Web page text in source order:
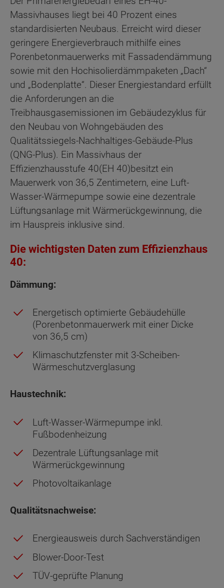
Massivhauses liegt bei 40 Prozent eines
standardisierten Neubaus. Erreicht wird dieser
geringere Energieverbrauch mithilfe eines
Porenbetonmauerwerks mit Fassadendämmung
sowie mit den Hochisolierdämmpaketen „Dach“
und „Bodenplatte“. Dieser Energiestandard erfüllt
die Anforderungen an die
Treibhausgasemissionen im Gebäudezyklus für
den Neubau von Wohngebäuden des
Qualitätssiegels-Nachhaltiges-Gebäude-Plus
(QNG-Plus). Ein Massivhaus der
Effizienzhausstufe 40(EH 40)besitzt ein
Mauerwerk von 36,5 Zentimetern, eine Luft-
Wasser-Wärmepumpe sowie eine dezentrale
Lüftungsanlage mit Wärmerückgewinnung, die
im Hauspreis inklusive sind.
Die wichtigsten Daten zum Effizienzhaus
40:
Dämmung:
Energetisch optimierte Gebäudehülle
(Porenbetonmauerwerk mit einer Dicke
von 36,5 cm)
Klimaschutzfenster mit 3-Scheiben-
Wärmeschutzverglasung
Haustechnik:
Luft-Wasser-Wärmepumpe inkl.
Fußbodenheizung
Dezentrale Lüftungsanlage mit
Wärmerückgewinnung
Photovoltaikanlage
Qualitätsnachweise:
Energieausweis durch Sachverständigen
Blower-Door-Test
TÜV-geprüfte Planung